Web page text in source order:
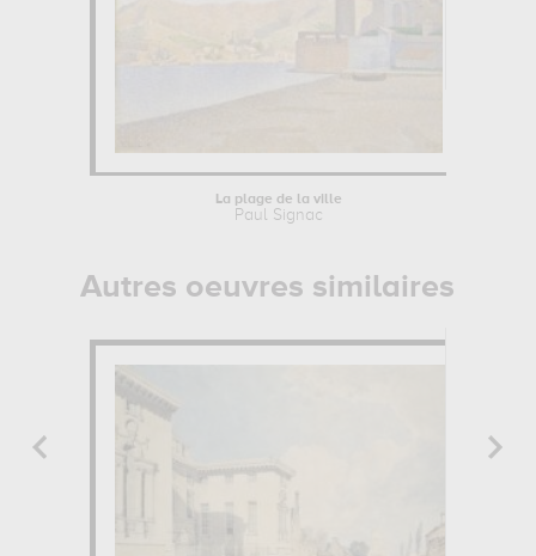
La plage de la ville
Paul Signac
Autres oeuvres similaires